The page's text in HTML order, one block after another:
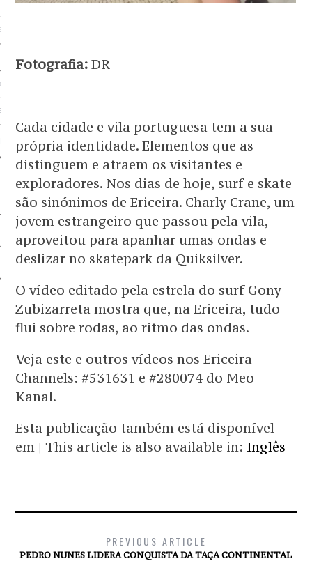
SERVIÇOS
Fotografia: DR
Cada cidade e vila portuguesa tem a sua
própria identidade. Elementos que as
distinguem e atraem os visitantes e
exploradores. Nos dias de hoje, surf e skate
são sinónimos de Ericeira. Charly Crane, um
jovem estrangeiro que passou pela vila,
aproveitou para apanhar umas ondas e
deslizar no skatepark da Quiksilver.
O vídeo editado pela estrela do surf Gony
Zubizarreta mostra que, na Ericeira, tudo
flui sobre rodas, ao ritmo das ondas.
Veja este e outros vídeos nos Ericeira
Channels: #531631 e #280074 do Meo
Kanal.
Esta publicação também está disponível
em | This article is also available in: Inglês
PREVIOUS ARTICLE
PEDRO NUNES LIDERA CONQUISTA DA TAÇA CONTINENTAL